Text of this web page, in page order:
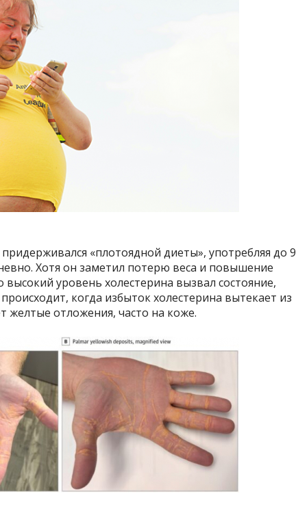
«плотоядной диеты», употребляя до 9
Хотя он заметил потерю веса и повышение
уровень холестерина вызвал состояние,
когда избыток холестерина вытекает из
желтые отложения, часто на коже.